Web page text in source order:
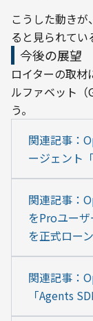
こうした動き
ると見られてい
今後の展望
ロイターの取
ルファベット
う。
関連記事：
ージェント
関連記事：
をProユー
を正式ロー
関連記事：
「Agents